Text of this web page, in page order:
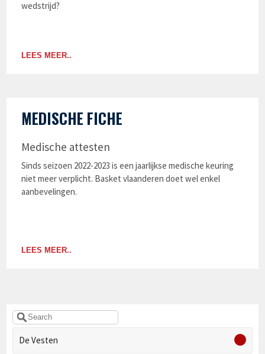
wedstrijd?
LEES MEER..
MEDISCHE FICHE
Medische attesten
Sinds seizoen 2022-2023 is een jaarlijkse medische keuring
niet meer verplicht. Basket vlaanderen doet wel enkel
aanbevelingen.
LEES MEER..
De Vesten